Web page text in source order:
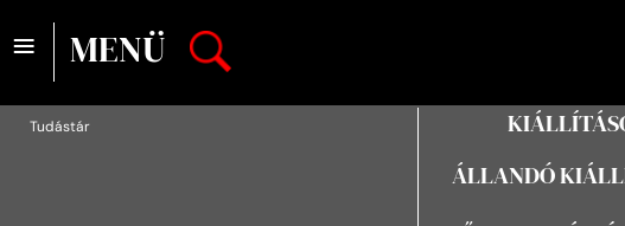
MENÜ
≡
Tudástár
ÁLLANDÓ